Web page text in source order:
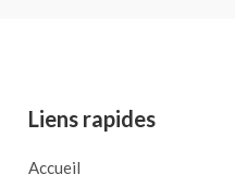
Liens rapides
Accueil